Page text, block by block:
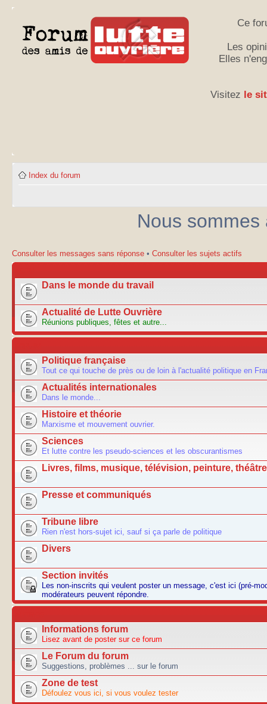
Ce
Les
Elles
Visitez le
Index du forum
Nous
Consulter les messages sans réponse • Consulter les sujets actifs
Dans le monde du travail
Actualité de Lutte Ouvrière
Réunions publiques, fêtes et autre...
Politique française
Tout ce qui touche de près ou de loin à l'actualité politique en
Actualités internationales
Dans le monde...
Histoire et théorie
Marxisme et mouvement ouvrier.
Sciences
Et lutte contre les pseudo-sciences et les obscurantismes
Livres, films, musique, télévision, peinture,
Presse et communiqués
Tribune libre
Rien n'est hors-sujet ici, sauf si ça parle de politique
Divers
Section invités
Les non-inscrits qui veulent poster un message, c'est ici (pré-
modérateurs peuvent répondre.
Informations forum
Lisez avant de poster sur ce forum
Le Forum du forum
Suggestions, problèmes ... sur le forum
Zone de test
Défoulez vous ici, si vous voulez tester